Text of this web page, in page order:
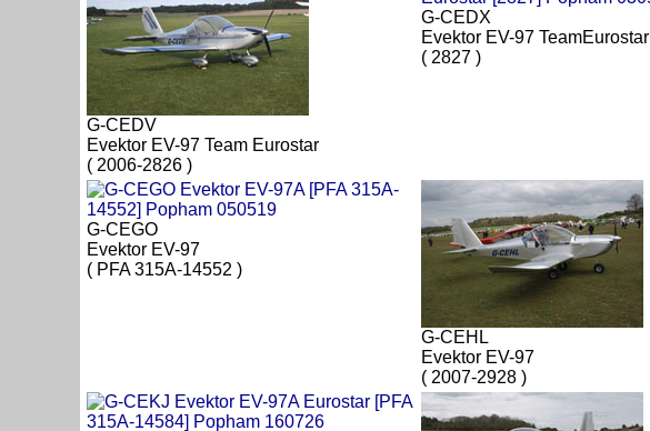
G-CEDV
Evektor EV-97 Team Eurostar
( 2006-2826 )
G-CEDX
Evektor EV-97 TeamEurostar
( 2827 )
G-CEGO
Evektor EV-97
( PFA 315A-14552 )
G-CEHL
Evektor EV-97
( 2007-2928 )